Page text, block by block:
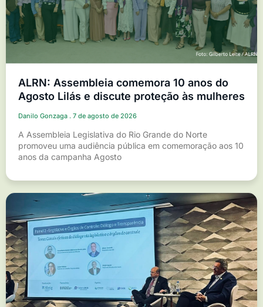
ALRN: Assembleia comemora 10 anos do
Agosto Lilás e discute proteção às mulheres
Danilo Gonzaga 7 de agosto de 2026
A Assembleia Legislativa do Rio Grande do Norte
promoveu uma audiência pública em comemoração aos 10
anos da campanha Agosto